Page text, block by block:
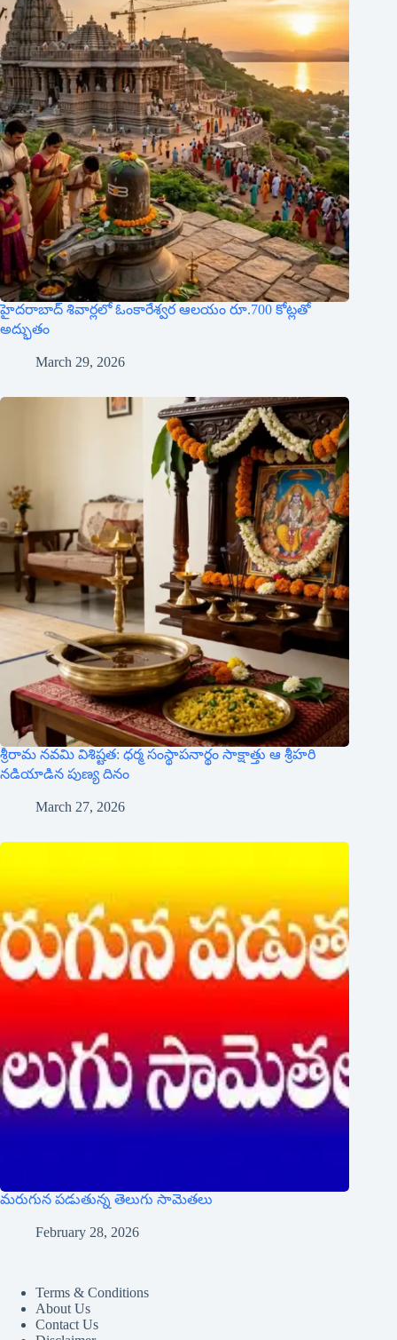
హైదరాబాద్ శివార్లలో ఓంకారేశ్వర ఆలయం రూ.700 కోట్లతో
అద్భుతం
March 29, 2026
శ్రీరామ నవమి విశిష్టత: ధర్మ సంస్థాపనార్థం సాక్షాత్తు ఆ శ్రీహరి
నడియాడిన పుణ్య దినం
March 27, 2026
మరుగున పడుతున్న తెలుగు సామెతలు
February 28, 2026
Terms & Conditions
About Us
Contact Us